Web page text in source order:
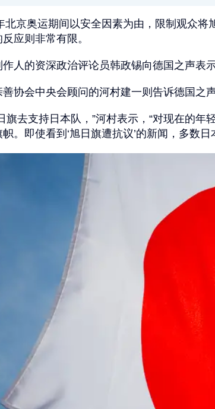
北京奥运期间以安全因素为由，限制观众
应则非常有限。
人的资深政治评论员韩政锡向德国之声表
协会中央会顾问的河村建一则告诉德国之
旗去支持日本队，”河村表示，“对现在的
。即使看到‘旭日旗遭抗议’的新闻，多数日